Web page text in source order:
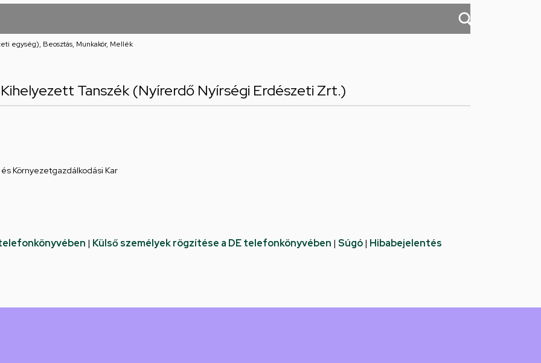
egység), Beosztás, Munkakör, Mellék
Tanszék (Nyírerdő Nyírségi Erdészeti Zrt.)
Környezetgazdálkodási Kar
| Külső személyek rögzítése a DE telefonkönyvében | Súgó| Hibabejelentés